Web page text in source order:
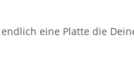
eine Platte die